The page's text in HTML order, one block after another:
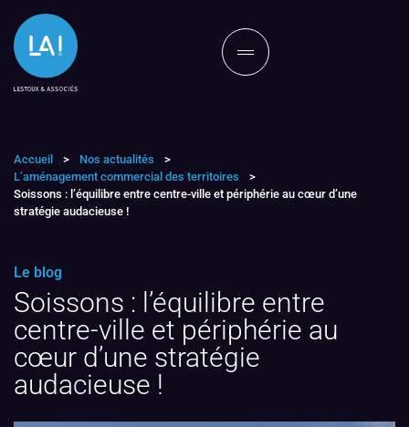
Accueil > Nos actualités
>
L’aménagement commercial des territoires
>
Soissons : l’équilibre entre centre-ville et périphérie au cœur d’une
stratégie audacieuse !
Le blog
Soissons : l’équilibre entre
centre-ville et périphérie au
cœur d’une stratégie
audacieuse !